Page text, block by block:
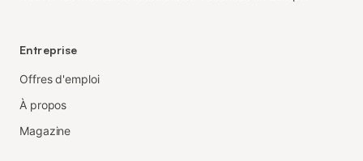
Entreprise
Offres d'emploi
À propos
Magazine